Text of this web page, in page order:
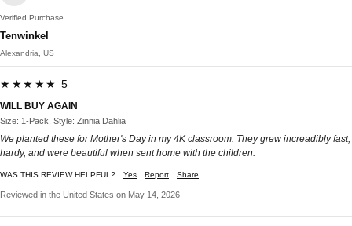
Verified Purchase
Tenwinkel
Alexandria, US
★★★★★ 5
WILL BUY AGAIN
Size: 1-Pack, Style: Zinnia Dahlia
We planted these for Mother's Day in my 4K classroom. They grew increadibly fast,
hardy, and were beautiful when sent home with the children.
WAS THIS REVIEW HELPFUL? Yes Report Share
Reviewed in the United States on May 14, 2026